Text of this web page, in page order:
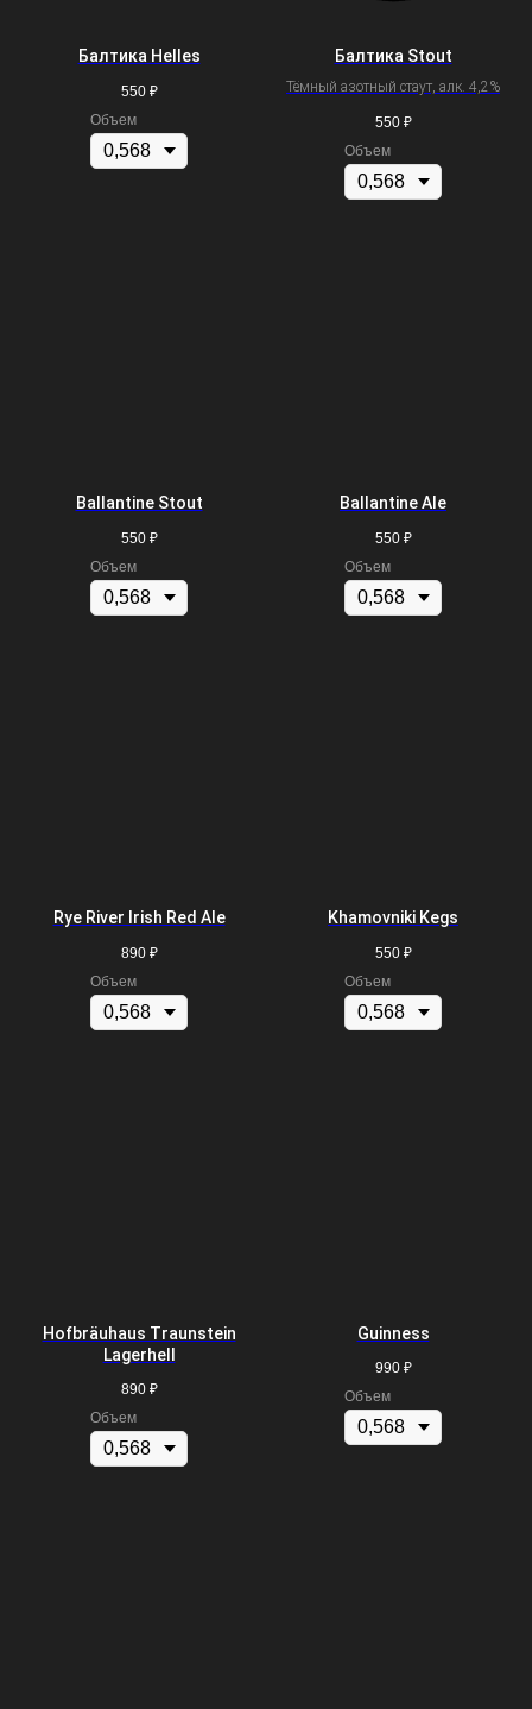
Балтика Helles
550 ₽
Объем
Балтика Stout
Тёмный азотный стаут, алк. 4,2%
550 ₽
Объем
Ballantine Stout
550 ₽
Объем
Ballantine Ale
550 ₽
Объем
Rye River Irish Red Ale
890 ₽
Объем
Khamovniki Kegs
550 ₽
Объем
Hofbräuhaus Traunstein
Lagerhell
890 ₽
Объем
Guinness
990 ₽
Объем